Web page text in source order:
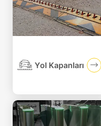
Yol Kapanları